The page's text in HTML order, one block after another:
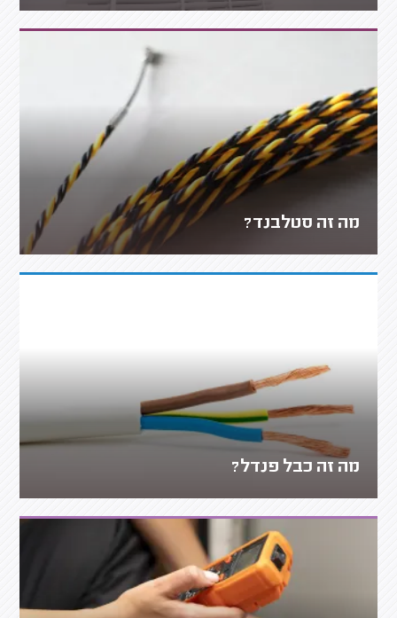
מה זה סטלבנד?
מה זה כבל פנדל?